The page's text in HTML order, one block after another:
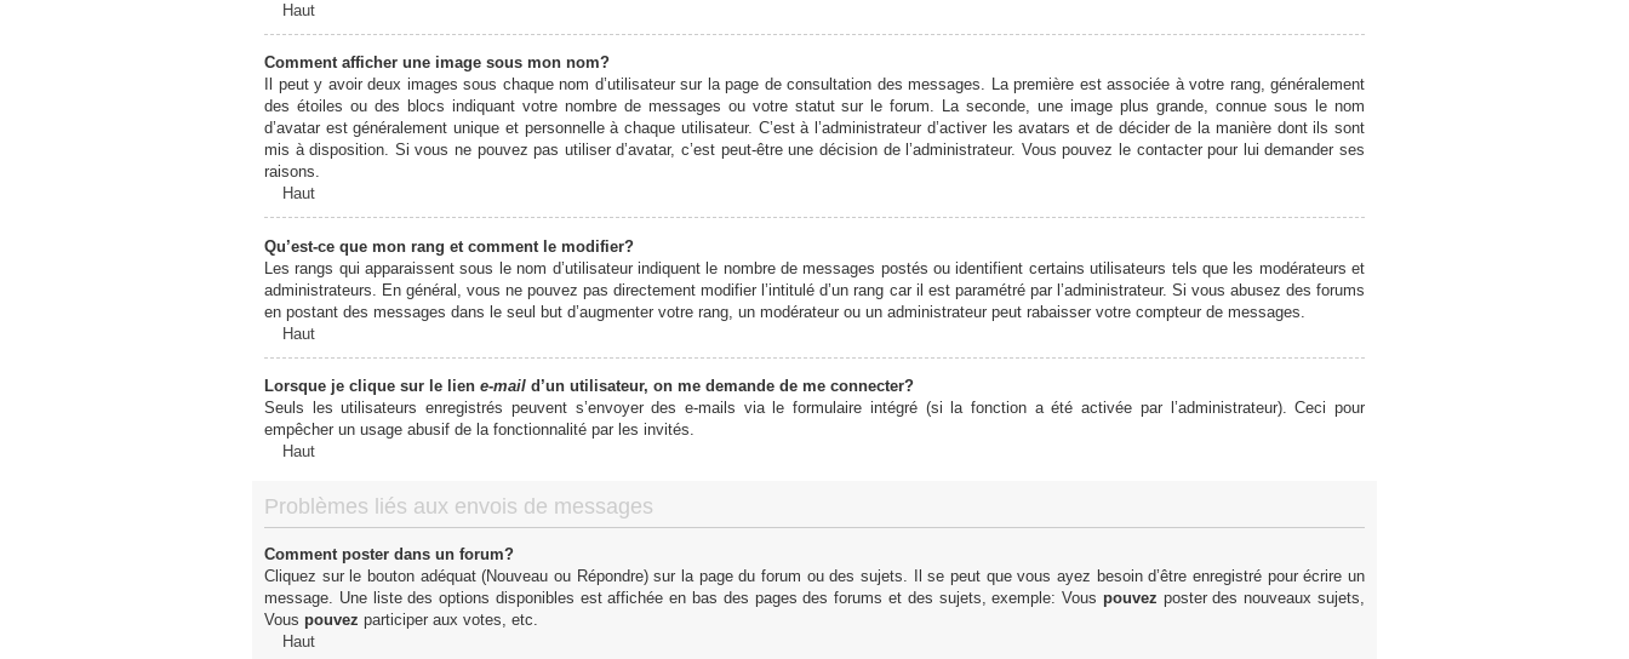
Haut
Comment afficher une image sous mon nom?
Il peut y avoir deux images sous chaque nom d’utilisateur sur la page de consultation des messages. La première est associée à votre rang, généralement
des étoiles ou des blocs indiquant votre nombre de messages ou votre statut sur le forum. La seconde, une image plus grande, connue sous le nom
d’avatar est généralement unique et personnelle à chaque utilisateur. C’est à l’administrateur d’activer les avatars et de décider de la manière dont ils sont
mis à disposition. Si vous ne pouvez pas utiliser d’avatar, c’est peut-être une décision de l’administrateur. Vous pouvez le contacter pour lui demander ses
raisons.
Haut
Qu’est-ce que mon rang et comment le modifier?
Les rangs qui apparaissent sous le nom d’utilisateur indiquent le nombre de messages postés ou identifient certains utilisateurs tels que les modérateurs et
administrateurs. En général, vous ne pouvez pas directement modifier l’intitulé d’un rang car il est paramétré par l’administrateur. Si vous abusez des forums
en postant des messages dans le seul but d’augmenter votre rang, un modérateur ou un administrateur peut rabaisser votre compteur de messages.
Haut
Lorsque je clique sur le lien e-mail d’un utilisateur, on me demande de me connecter?
Seuls les utilisateurs enregistrés peuvent s’envoyer des e-mails via le formulaire intégré (si la fonction a été activée par l’administrateur). Ceci pour
empêcher un usage abusif de la fonctionnalité par les invités.
Haut
Problèmes liés aux envois de messages
Comment poster dans un forum?
Cliquez sur le bouton adéquat (Nouveau ou Répondre) sur la page du forum ou des sujets. Il se peut que vous ayez besoin d’être enregistré pour écrire un
message. Une liste des options disponibles est affichée en bas des pages des forums et des sujets, exemple: Vous pouvez poster des nouveaux sujets,
Vous pouvez participer aux votes, etc.
Haut